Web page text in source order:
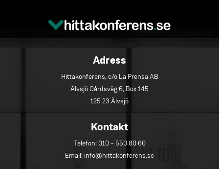
Adress
Hittakonferens, c/o La Prensa AB
Älvsjö Gårdsväg 6, Box 145
125 23 Älvsjö
Kontakt
Telefon: 010 – 550 80 60
Email: info@hittakonferens.se